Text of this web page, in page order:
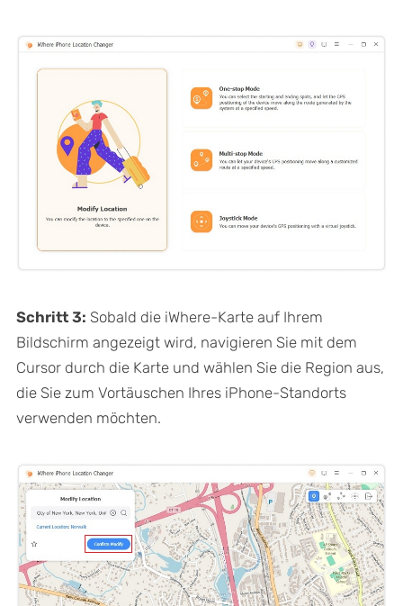
Schritt 3: Sobald die iWhere-Karte auf Ihrem
Bildschirm angezeigt wird, navigieren Sie mit dem
Cursor durch die Karte und wählen Sie die Region aus,
die Sie zum Vortäuschen Ihres iPhone-Standorts
verwenden möchten.